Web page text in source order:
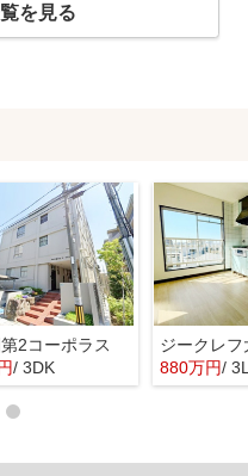
を見る
2コーポラス
/ 3DK
ジークレ
880万円/